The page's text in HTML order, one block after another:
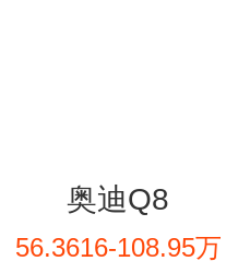
奥迪Q8
56.3616-108.95万